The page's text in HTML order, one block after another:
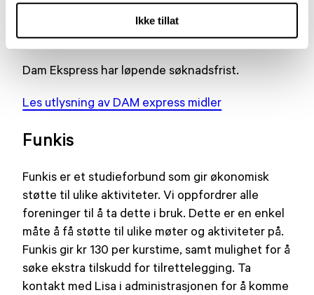
Ikke tillat
Prosjekter det søkes støtte om må ha
oppstartsdato etter tildelingsdatoen.
Dam Ekspress har løpende søknadsfrist.
Les utlysning av DAM express midler
Funkis
Funkis er et studieforbund som gir økonomisk
støtte til ulike aktiviteter. Vi oppfordrer alle
foreninger til å ta dette i bruk. Dette er en enkel
måte å få støtte til ulike møter og aktiviteter på.
Funkis gir kr 130 per kurstime, samt mulighet for å
søke ekstra tilskudd for tilrettelegging. Ta
kontakt med Lisa i administrasjonen for å komme